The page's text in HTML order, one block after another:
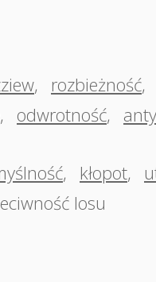
, rozbieżność,
, odwrotność,
, kłopot,
losu